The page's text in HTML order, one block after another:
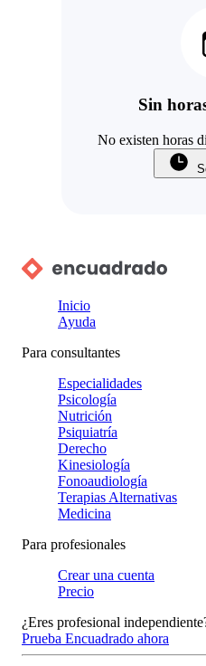
Sin
No existen horas
Inicio
Ayuda
Para consultantes
Especialidades
Psicología
Nutrición
Psiquiatría
Derecho
Kinesiología
Fonoaudiología
Terapias Alternativas
Medicina
Para profesionales
Crear una cuenta
Precio
¿Eres profesional
Prueba Encuadrado ahora